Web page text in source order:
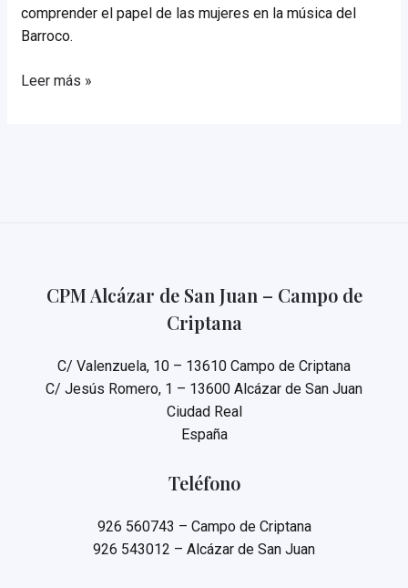
comprender el papel de las mujeres en la música del
Barroco.
Francesca
Leer más »
CPM Alcázar de San Juan – Campo de
Criptana
C/ Valenzuela, 10 – 13610 Campo de Criptana
C/ Jesús Romero, 1 – 13600 Alcázar de San Juan
Ciudad Real
España
Teléfono
926 560743 – Campo de Criptana
926 543012 – Alcázar de San Juan